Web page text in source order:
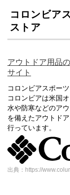
コロンビア
ストア
アウトドア用品
サイト
コロンビアスポー
コロンビアは米国
水や防寒などのア
を備えたアウトド
行っています。
出典：https://